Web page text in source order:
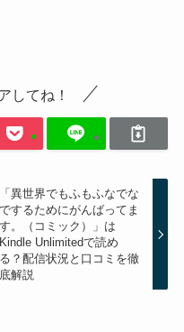
してね！
「異世界でもふもふなでな
でするためにがんばってま
す。（コミック）」は
Kindle Unlimitedで読め
る？配信状況と口コミを徹
底解説